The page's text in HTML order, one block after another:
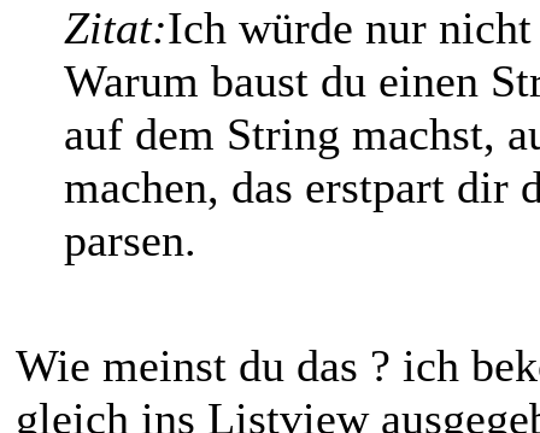
Zitat:Ich würde nur nicht
Warum baust du einen
auf dem String machst,
machen, das erstpart dir
parsen.
Wie meinst du das ? ich
gleich ins Listview